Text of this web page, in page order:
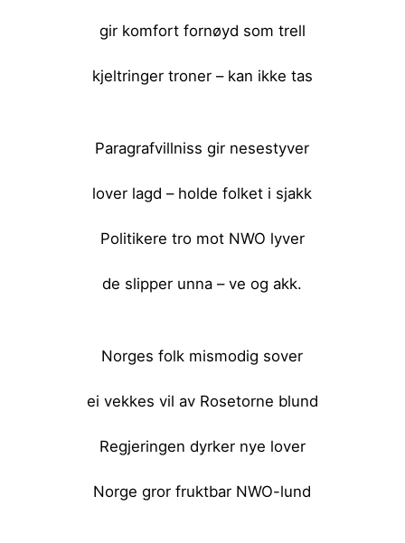
gir komfort fornøyd som trell
kjeltringer troner – kan ikke tas
Paragrafvillniss gir nesestyver
lover lagd – holde folket i sjakk
Politikere tro mot NWO lyver
de slipper unna – ve og akk.
Norges folk mismodig sover
ei vekkes vil av Rosetorne blund
Regjeringen dyrker nye lover
Norge gror fruktbar NWO-lund